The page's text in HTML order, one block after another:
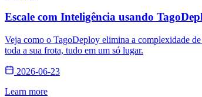
Escale com Inteligência usando
Veja como o TagoDeploy elimina a complexidade
toda a sua frota, tudo em um só lugar.
2026-06-23
Learn more